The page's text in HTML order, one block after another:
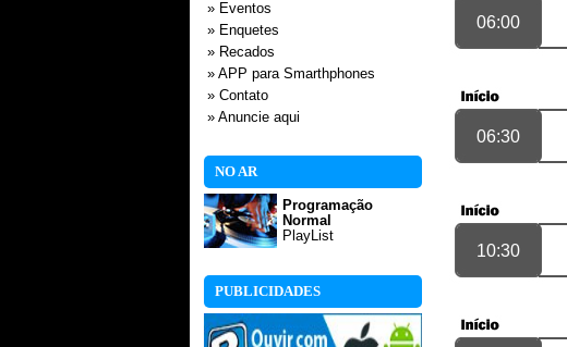
» Eventos
» Enquetes
» Recados
» APP para Smarthphones
» Contato
» Anuncie aqui
NO AR
Programação
Normal
PlayList
PUBLICIDADES
06:00
06:30
10:30